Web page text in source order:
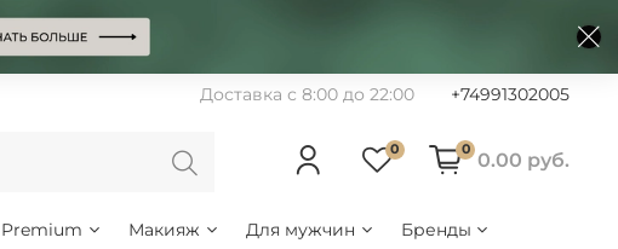
Доставка с 8:00 до 22:00 +74991302005
0 0 0.00 руб.
Premium Макияж Для мужчин Бренды